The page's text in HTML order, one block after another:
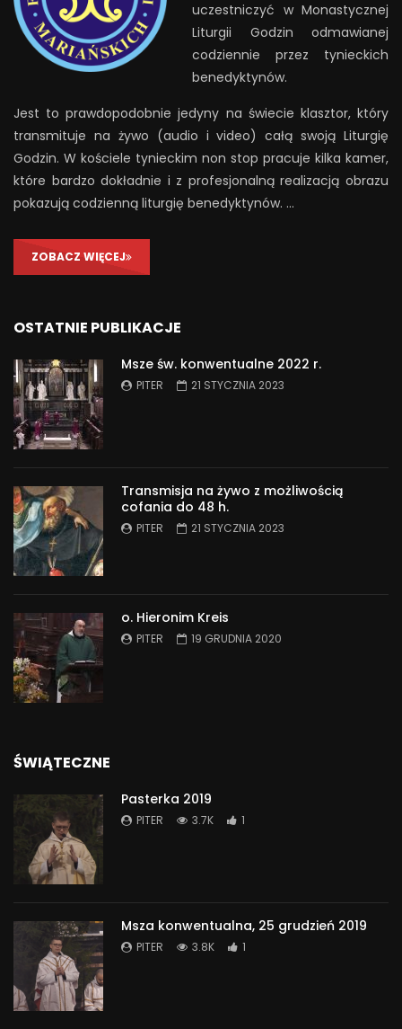
uczestniczyć w Monastycznej
Liturgii Godzin odmawianej
codziennie przez tynieckich
benedyktynów.
Jest to prawdopodobnie jedyny na świecie klasztor, który
transmituje na żywo (audio i video) całą swoją Liturgię
Godzin. W kościele tynieckim non stop pracuje kilka kamer,
które bardzo dokładnie i z profesjonalną realizacją obrazu
pokazują codzienną liturgię benedyktynów. …
ZOBACZ WIĘCEJ
OSTATNIE PUBLIKACJE
Msze św. konwentualne 2022 r.
PITER 21 STYCZNIA 2023
Transmisja na żywo z możliwością
cofania do 48 h.
PITER 21 STYCZNIA 2023
o. Hieronim Kreis
PITER 19 GRUDNIA 2020
ŚWIĄTECZNE
Pasterka 2019
PITER 3.7K 1
Msza konwentualna, 25 grudzień 2019
PITER 3.8K 1